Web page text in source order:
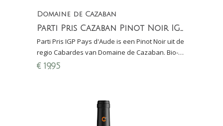
Domaine de Cazaban
Parti Pris Cazaban Pinot Noir IGP Pays d'Aude
Parti Pris IGP Pays d'Aude is een Pinot Noir uit de
regio Cabardes van Domaine de Cazaban. Bio-
dynamische wijn (DEMETER gecertificeerd)
€ 19,95